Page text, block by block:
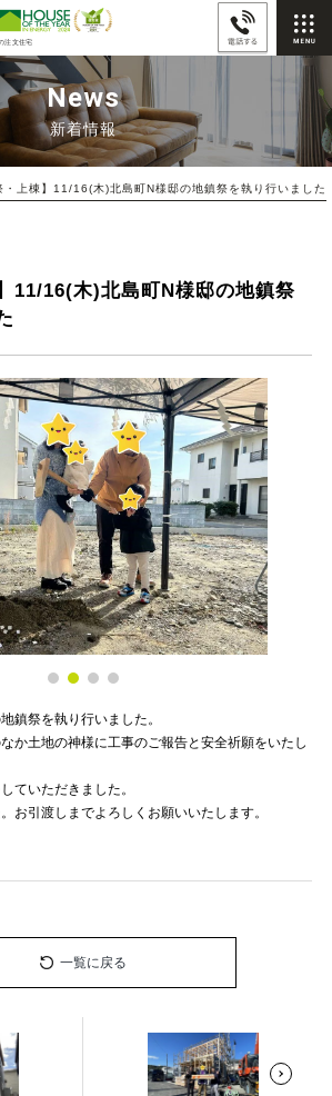
注文住宅
新着情報
News
・上棟】11/16(木)北島町N様邸の地鎮祭を執り行いました
11/16(木)北島町N様邸の地鎮祭
鎮祭を執り行いました。
か土地の神様に工事のご報告と安全祈願をいたし
ていただきました。
お引渡しまでよろしくお願いいたします。
一覧に戻る